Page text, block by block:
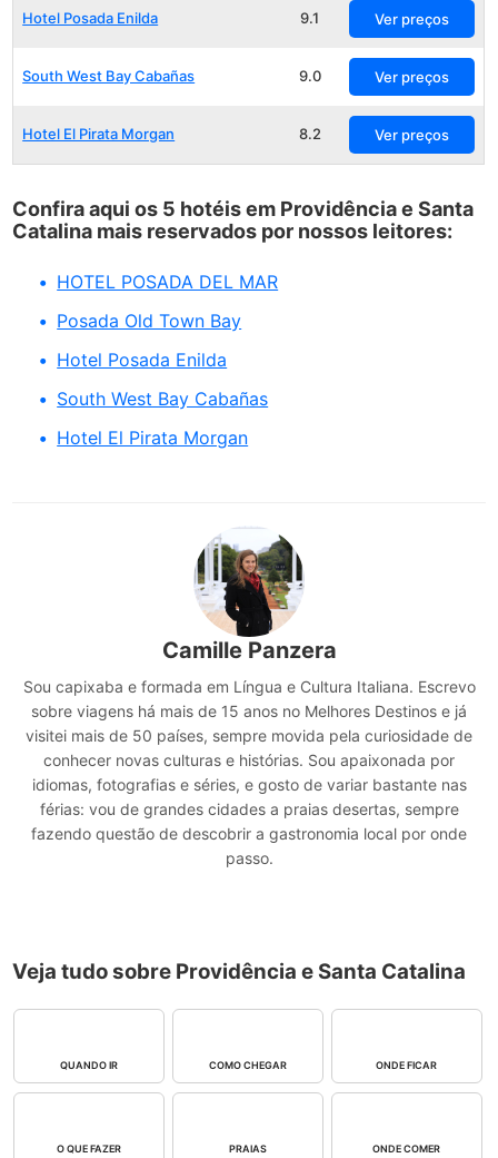
Hotel Posada Enilda 9.1 Ver preços
South West Bay Cabañas 9.0 Ver preços
Hotel El Pirata Morgan 8.2 Ver preços
Confira aqui os 5 hotéis em Providência e Santa
Catalina mais reservados por nossos leitores:
HOTEL POSADA DEL MAR
Posada Old Town Bay
Hotel Posada Enilda
South West Bay Cabañas
Hotel El Pirata Morgan
Camille Panzera
Sou capixaba e formada em Língua e Cultura Italiana. Escrevo
sobre viagens há mais de 15 anos no Melhores Destinos e já
visitei mais de 50 países, sempre movida pela curiosidade de
conhecer novas culturas e histórias. Sou apaixonada por
idiomas, fotografias e séries, e gosto de variar bastante nas
férias: vou de grandes cidades a praias desertas, sempre
fazendo questão de descobrir a gastronomia local por onde
passo.
Veja tudo sobre Providência e Santa Catalina
QUANDO IR COMO CHEGAR ONDE FICAR
O QUE FAZER PRAIAS ONDE COMER